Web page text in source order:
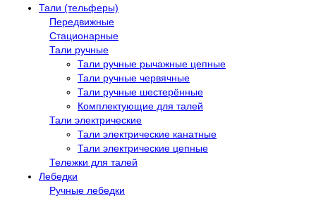
Тали (тельферы)
Передвижные
Стационарные
Тали ручные
Тали ручные рычажные цепные
Тали ручные червячные
Тали ручные шестерённые
Комплектующие для талей
Тали электрические
Тали электрические канатные
Тали электрические цепные
Тележки для талей
Лебедки
Ручные лебедки